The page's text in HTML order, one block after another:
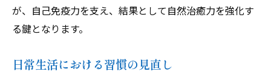
水分補給と体の浄化
サプリメントと自然治癒力の関係
ストレス管理が治癒力に与える影響とその改善
が、自己免疫力を支え、結果として自然治癒力を強化す
る鍵となります。
日常生活における習慣の見直し